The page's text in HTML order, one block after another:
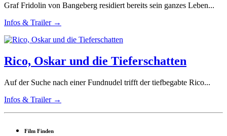
Graf Fridolin von Bangeberg residiert bereits sein ganzes Leben...
Infos & Trailer →
Rico, Oskar und die Tieferschatten
Auf der Suche nach einer Fundnudel trifft der tiefbegabte Rico...
Infos & Trailer →
Film Finden